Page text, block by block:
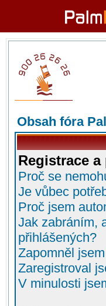
Obsah fóra
Registrace
Proč se
Je vůbec
Proč jsem
Jak zabráním,
přihlášených?
Zapomněl
Zaregistroval
V minulosti